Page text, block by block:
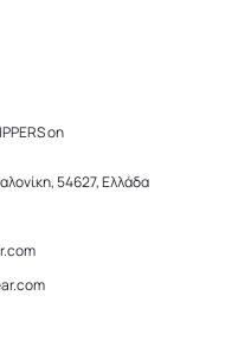
on
54627, Ελλάδα